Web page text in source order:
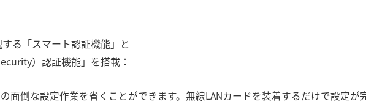
る「スマート認証機能」と
）認証機能」を搭載：
面倒な設定作業を省くことができます。無線LANカードを装着するだけで設定が